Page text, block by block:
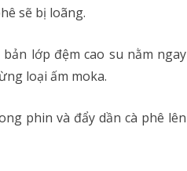
sẽ bị loãng.
lớp đệm cao su nằm ngay
loại ấm moka.
phin và đẩy dần cà phê lên